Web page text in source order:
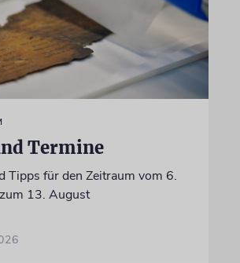
Termine
Tipps für den Zeitraum vom 6.
13. August